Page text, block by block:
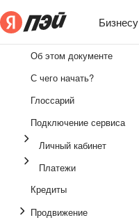
Бизнесу
Об этом документе
С чего начать?
Глоссарий
Подключение сервиса
Личный кабинет
Платежи
Кредиты
Продвижение